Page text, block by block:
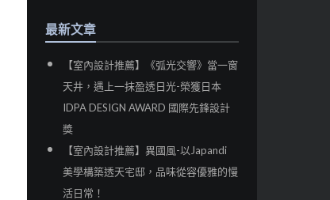
最新文章
【室內設計推薦】《弧光交響》當一窗
天井，遇上一抹盈透日光-榮獲日本
IDPA DESIGN AWARD 國際先鋒設計
獎
【室內設計推薦】異國風-以Japandi
美學構築透天宅邸，品味從容優雅的慢
活日常！